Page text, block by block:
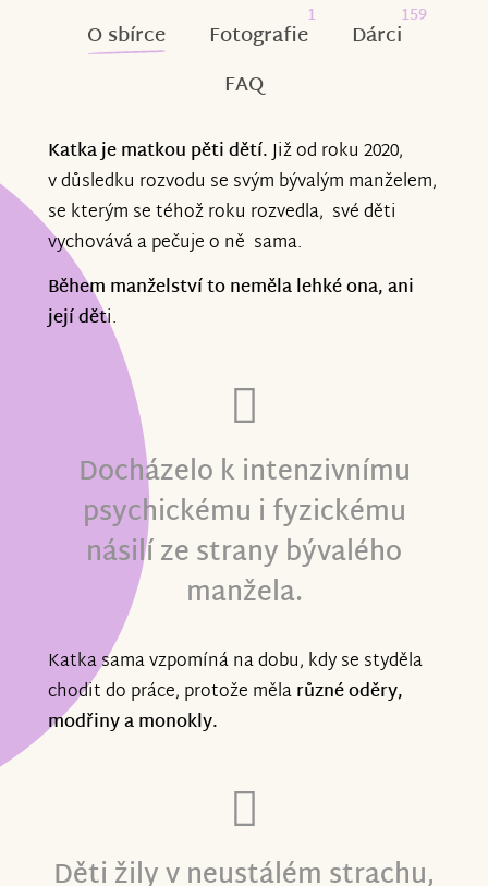
O sbírce Fotografie
1
Dárci
159
FAQ
Katka je matkou pěti dětí.Již od roku 2020,
v důsledku rozvodu se svým bývalým manželem,
se kterým se téhož roku rozvedla, své děti
vychovává a pečuje o ně sama.
Během manželství to neměla lehké ona, ani
její děti.
Docházelo k intenzivnímu
psychickému i fyzickému
násilí ze strany bývalého
manžela.
Katka sama vzpomíná na dobu, kdy se styděla
chodit do práce, protože mělarůzné oděry,
modřiny a monokly.